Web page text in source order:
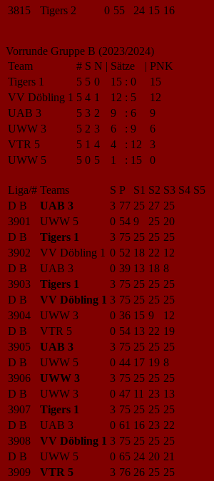
3815
Tigers 2 0 55 24 15 16
Vorrunde Gruppe B (2023/2024)
Team
# S N | Sätze | PNK
Tigers 1
5 5 0 15 : 0
15
VV Döbling 1 5 4 1 12 : 5
12
UAB 3
5 3 2 9 : 6
9
UWW 3
5 2 3 6 : 9
6
VTR 5
5 1 4 4 : 12
3
UWW 5
5 0 5 1 : 15 0
Liga/# Teams S P S1 S2 S3 S4 S5
D B
UAB 3 3 77 25 27 25
3901
UWW 5 0 54 9 25 20
D B
Tigers 1 3 75 25 25 25
3902
VV Döbling 1 0 52 18 22 12
D B
UAB 3 0 39 13 18 8
3903
Tigers 1 3 75 25 25 25
D B
VV Döbling 1 3 75 25 25 25
3904
UWW 3 0 36 15 9
12
D B
VTR 5 0 54 13 22 19
3905
UAB 3 3 75 25 25 25
D B
UWW 5 0 44 17 19 8
3906
UWW 3 3 75 25 25 25
D B
UWW 3 0 47 11 23 13
3907
Tigers 1 3 75 25 25 25
D B
UAB 3 0 61 16 23 22
3908
VV Döbling 1 3 75 25 25 25
D B
UWW 5 0 65 24 20 21
3909
VTR 5 3 76 26 25 25